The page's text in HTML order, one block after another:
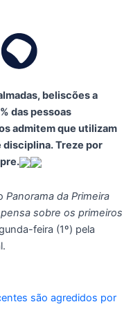
beliscões a
das pessoas
admitem que utilizam
Treze por
Panorama da Primeira
sobre os primeiros
feira (1º) pela
são agredidos por